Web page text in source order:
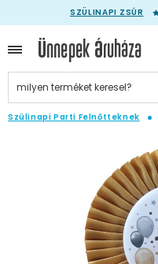
SZÜLINAPI ZSÚR
Szülinapi Parti Felnőtteknek